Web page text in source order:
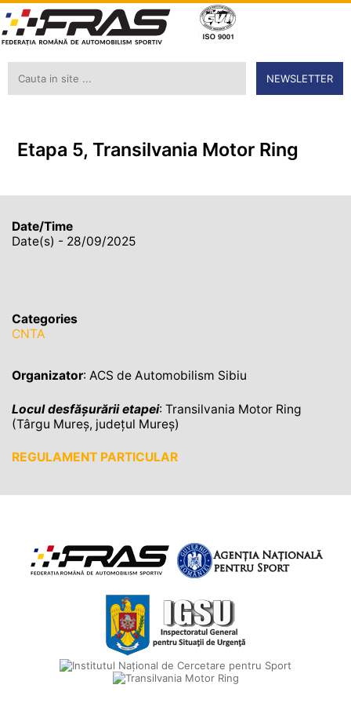
NEWSLETTER
Etapa 5, Transilvania Motor Ring
Date/Time
Date(s) - 28/09/2025
Categories
CNTA
Organizator: ACS de Automobilism Sibiu
Locul desfășurării etapei: Transilvania Motor Ring
(Târgu Mureș, județul Mureș)
REGULAMENT PARTICULAR